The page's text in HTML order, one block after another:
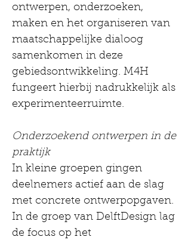
ontwerpen, onderzoeken,
maken en het organiseren van
maatschappelijke dialoog
samenkomen in deze
gebiedsontwikkeling. M4H
fungeert hierbij nadrukkelijk als
experimenteerruimte.
Onderzoekend ontwerpen in de
praktijk
In kleine groepen gingen
deelnemers actief aan de slag
met concrete ontwerpopgaven.
In de groep van DelftDesign lag
de focus op het